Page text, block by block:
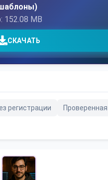
152.08 MB
СКАЧАТЬ
регистрации